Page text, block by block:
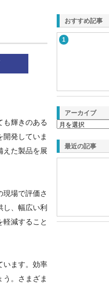
も輝きのある
発していま
えた製品を展
場で評価さ
、幅広い利
減すること
います。効率
。さまざま
おすすめ記事
1
アーカイブ
最近の記事